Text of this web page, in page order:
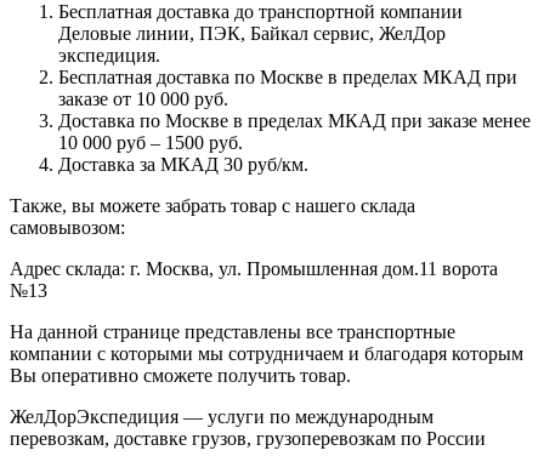
Бесплатная доставка до транспортной компании
Деловые линии, ПЭК, Байкал сервис, ЖелДор
экспедиция.
Бесплатная доставка по Москве в пределах МКАД при
заказе от 10 000 руб.
Доставка по Москве в пределах МКАД при заказе менее
10 000 руб – 1500 руб.
Доставка за МКАД 30 руб/км.
Также, вы можете забрать товар с нашего склада
самовывозом:
Адрес склада: г. Москва, ул. Промышленная дом.11 ворота
№13
На данной странице представлены все транспортные
компании с которыми мы сотрудничаем и благодаря которым
Вы оперативно сможете получить товар.
ЖелДорЭкспедиция — услуги по международным
перевозкам, доставке грузов, грузоперевозкам по России